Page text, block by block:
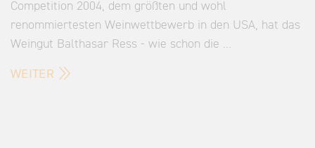
Competition 2004, dem größten und wohl
renommiertesten Weinwettbewerb in den USA, hat das
Weingut Balthasar Ress - wie schon die …
WEITER